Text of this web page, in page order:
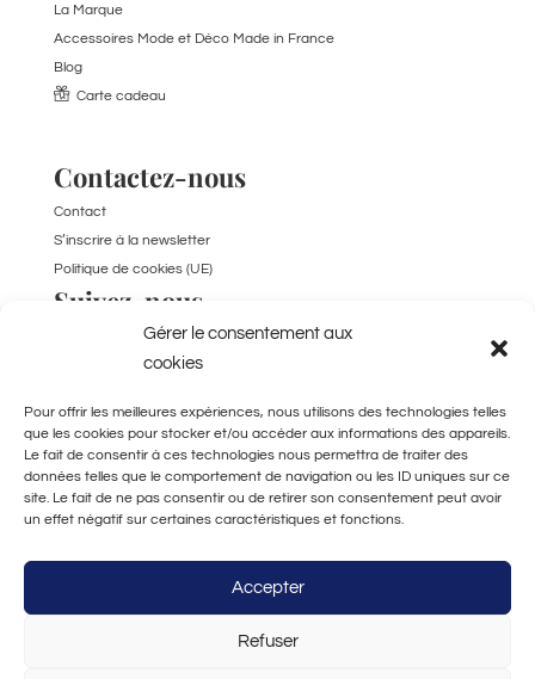
Gérer le consentement aux
cookies
Pour offrir les meilleures expériences, nous utilisons des technologies telles
que les cookies pour stocker et/ou accéder aux informations des appareils.
Le fait de consentir à ces technologies nous permettra de traiter des
données telles que le comportement de navigation ou les ID uniques sur ce
site. Le fait de ne pas consentir ou de retirer son consentement peut avoir
un effet négatif sur certaines caractéristiques et fonctions.
Accepter
Refuser
La Marque
Accessoires Mode et Déco Made in France
Blog
Carte cadeau
Contactez-nous
Contact
S’inscrire à la newsletter
Politique de cookies (UE)
Suivez-nous
TikTok